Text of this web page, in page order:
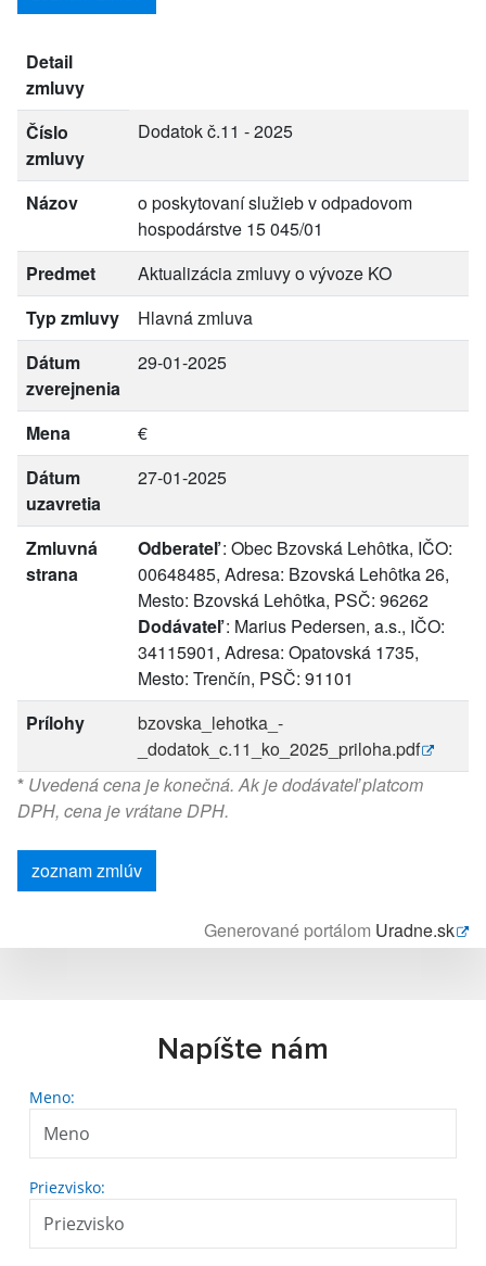
Detail
zmluvy
Číslo
zmluvy
Dodatok č.11 - 2025
Názov
o poskytovaní služieb v odpadovom
hospodárstve 15 045/01
Predmet
Aktualizácia zmluvy o vývoze KO
Typ zmluvy
Hlavná zmluva
Dátum
zverejnenia
29-01-2025
Mena
€
Dátum
uzavretia
27-01-2025
Zmluvná
strana
Odberateľ: Obec Bzovská Lehôtka, IČO:
00648485, Adresa: Bzovská Lehôtka 26,
Mesto: Bzovská Lehôtka, PSČ: 96262
Dodávateľ: Marius Pedersen, a.s., IČO:
34115901, Adresa: Opatovská 1735,
Mesto: Trenčín, PSČ: 91101
Prílohy
bzovska_lehotka_-
_dodatok_c.11_ko_2025_priloha.pdf
* Uvedená cena je konečná. Ak je dodávateľ platcom
DPH, cena je vrátane DPH.
zoznam zmlúv
Generované portálom Uradne.sk
Napíšte nám
Meno:
Priezvisko: